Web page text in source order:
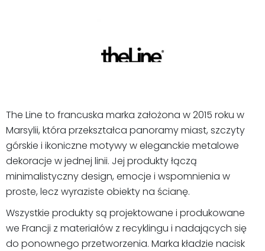
The Line to francuska marka założona w 2015 roku w
Marsylii, która przekształca panoramy miast, szczyty
górskie i ikoniczne motywy w eleganckie metalowe
dekoracje w jednej linii. Jej produkty łączą
minimalistyczny design, emocje i wspomnienia w
proste, lecz wyraziste obiekty na ścianę.
Wszystkie produkty są projektowane i produkowane
we Francji z materiałów z recyklingu i nadających się
do ponownego przetworzenia. Marka kładzie nacisk